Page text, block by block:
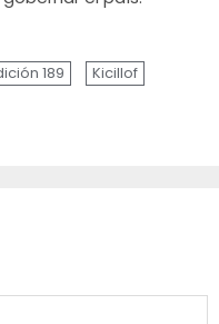
189
Kicillof